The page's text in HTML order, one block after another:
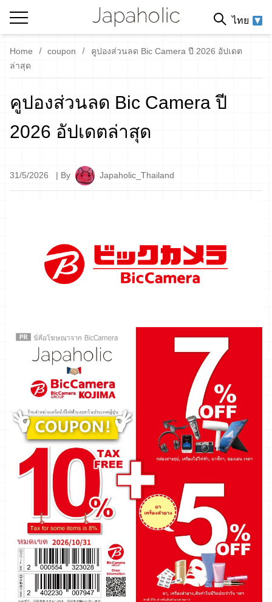
ไทย
Home coupon
คูปองส่วนลด Bic Camera ปี 2026 อัปเดต
ล่าสุด
คูปองส่วนลด Bic Camera ปี
2026 อัปเดตล่าสุด
31/5/2026 | By Japaholic_Thailand